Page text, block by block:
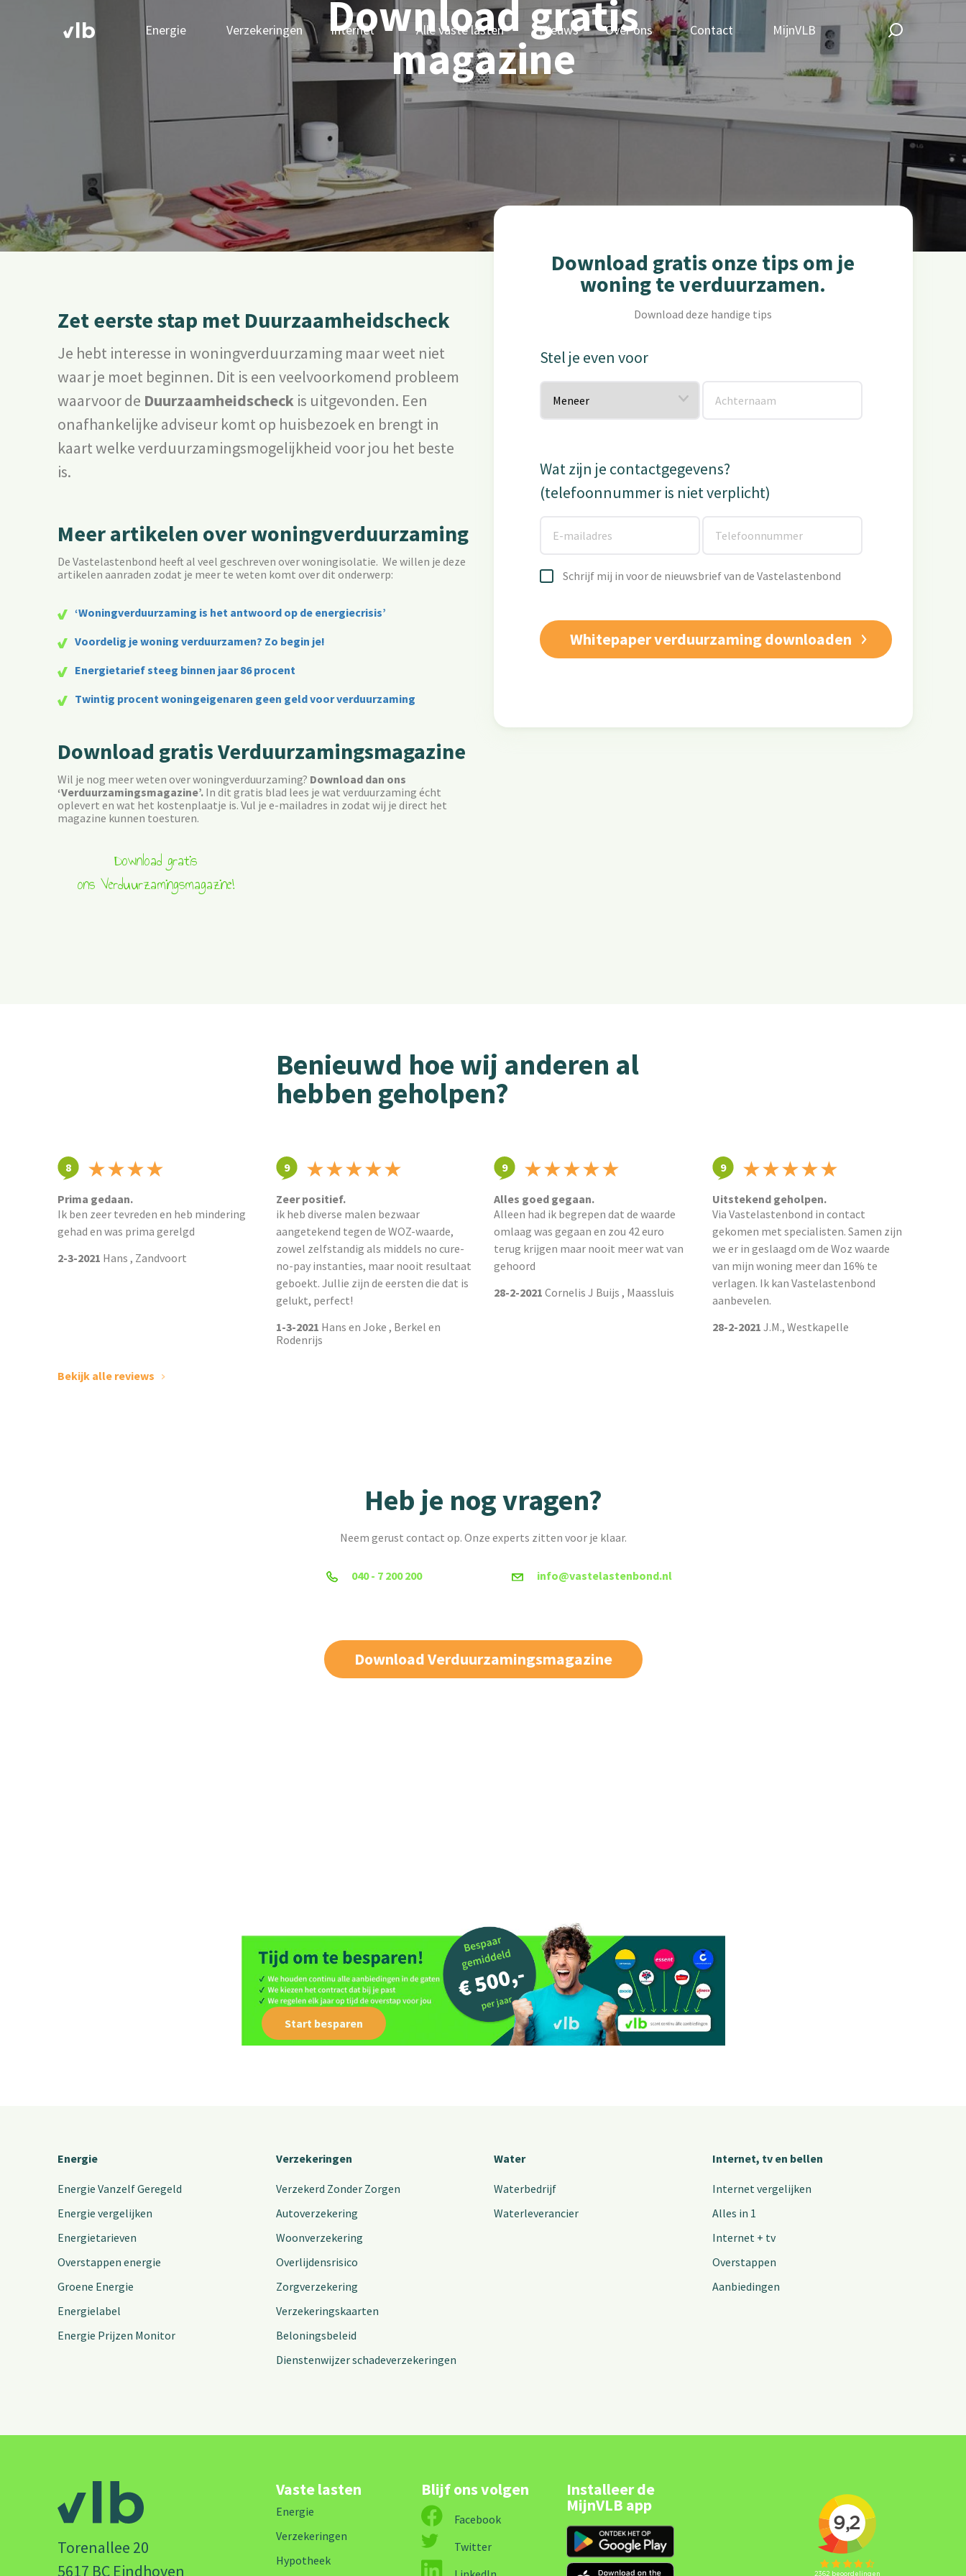
Energie Verzekeringen Internet Alle vaste lasten Nieuws Over ons Contact MijnVLB
Download gratis
magazine
Zet eerste stap met Duurzaamheidscheck
Je hebt interesse in woningverduurzaming maar weet niet
waar je moet beginnen. Dit is een veelvoorkomend probleem
waarvoor de Duurzaamheidscheck is uitgevonden. Een
onafhankelijke adviseur komt op huisbezoek en brengt in
kaart welke verduurzamingsmogelijkheid voor jou het beste
is.
Meer artikelen over woningverduurzaming
De Vastelastenbond heeft al veel geschreven over woningisolatie. We willen je deze
artikelen aanraden zodat je meer te weten komt over dit onderwerp:
‘Woningverduurzaming is het antwoord op de energiecrisis’
Voordelig je woning verduurzamen? Zo begin je!
Energietarief steeg binnen jaar 86 procent
Twintig procent woningeigenaren geen geld voor verduurzaming
Download gratis Verduurzamingsmagazine
Wil je nog meer weten over woningverduurzaming? Download dan ons
‘Verduurzamingsmagazine’. In dit gratis blad lees je wat verduurzaming écht
oplevert en wat het kostenplaatje is. Vul je e-mailadres in zodat wij je direct het
magazine kunnen toesturen.
Download gratis
ons Verduurzamingsmagazine!
Download gratis onze tips om je
woning te verduurzamen.
Download deze handige tips
Stel je even voor
Wat zijn je contactgegevens?
(telefoonnummer is niet verplicht)
Schrijf mij in voor de nieuwsbrief van de Vastelastenbond
Benieuwd hoe wij anderen al
hebben geholpen?
8 ★★★★
Prima gedaan.
Ik ben zeer tevreden en heb mindering
gehad en was prima gerelgd
2-3-2021 Hans , Zandvoort
9 ★★★★★
Zeer positief.
ik heb diverse malen bezwaar
aangetekend tegen de WOZ-waarde,
zowel zelfstandig als middels no cure-
no-pay instanties, maar nooit resultaat
geboekt. Jullie zijn de eersten die dat is
gelukt, perfect!
1-3-2021 Hans en Joke , Berkel en
Rodenrijs
9 ★★★★★
Alles goed gegaan.
Alleen had ik begrepen dat de waarde
omlaag was gegaan en zou 42 euro
terug krijgen maar nooit meer wat van
gehoord
28-2-2021 Cornelis J Buijs , Maassluis
9 ★★★★★
Uitstekend geholpen.
Via Vastelastenbond in contact
gekomen met specialisten. Samen zijn
we er in geslaagd om de Woz waarde
van mijn woning meer dan 16% te
verlagen. Ik kan Vastelastenbond
aanbevelen.
28-2-2021 J.M., Westkapelle
Bekijk alle reviews
Heb je nog vragen?
Neem gerust contact op. Onze experts zitten voor je klaar.
040 - 7 200 200 info@vastelastenbond.nl
Download Verduurzamingsmagazine
Start besparen
Energie
Energie Vanzelf Geregeld
Energie vergelijken
Energietarieven
Overstappen energie
Groene Energie
Energielabel
Energie Prijzen Monitor
Verzekeringen
Verzekerd Zonder Zorgen
Autoverzekering
Woonverzekering
Overlijdensrisico
Zorgverzekering
Verzekeringskaarten
Beloningsbeleid
Dienstenwijzer schadeverzekeringen
Water
Waterbedrijf
Waterleverancier
Internet, tv en bellen
Internet vergelijken
Alles in 1
Internet + tv
Overstappen
Aanbiedingen
Torenallee 20
5617 BC Eindhoven
Vaste lasten
Energie
Verzekeringen
Hypotheek
Blijf ons volgen
Facebook
Twitter
Installeer de
MijnVLB app